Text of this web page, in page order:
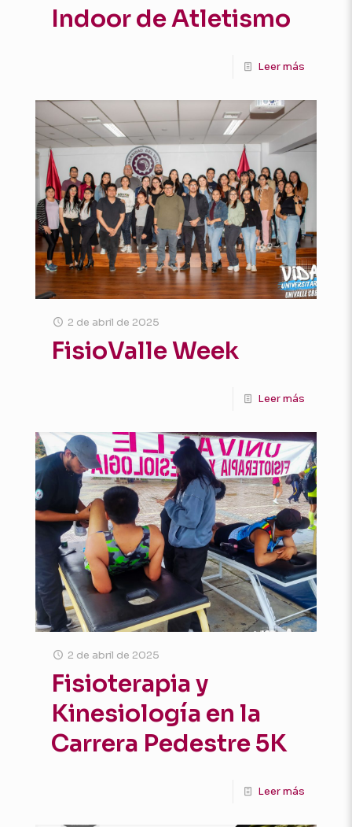
Indoor de Atletismo
Leer más
2 de abril de 2025
FisioValle Week
Leer más
2 de abril de 2025
Fisioterapia y
Kinesiología en la
Carrera Pedestre 5K
Leer más